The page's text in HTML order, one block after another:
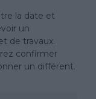
la date et
un
de travaux.
confirmer
un différent.